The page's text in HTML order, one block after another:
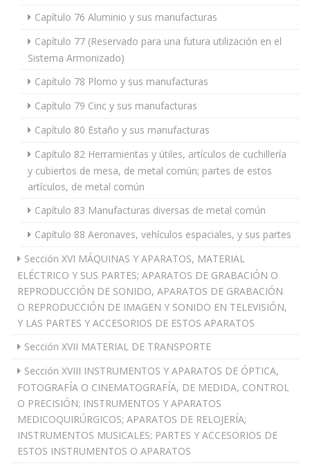
Capítulo 76 Aluminio y sus manufacturas
Capítulo 77 (Reservado para una futura utilización en el
Sistema Armonizado)
Capítulo 78 Plomo y sus manufacturas
Capítulo 79 Cinc y sus manufacturas
Capítulo 80 Estaño y sus manufacturas
Capítulo 82 Herramientas y útiles, artículos de cuchillería
y cubiertos de mesa, de metal común; partes de estos
artículos, de metal común
Capítulo 83 Manufacturas diversas de metal común
Capítulo 88 Aeronaves, vehículos espaciales, y sus partes
Sección XVI MÁQUINAS Y APARATOS, MATERIAL
ELÉCTRICO Y SUS PARTES; APARATOS DE GRABACIÓN O
REPRODUCCIÓN DE SONIDO, APARATOS DE GRABACIÓN
O REPRODUCCIÓN DE IMAGEN Y SONIDO EN TELEVISIÓN,
Y LAS PARTES Y ACCESORIOS DE ESTOS APARATOS
Sección XVII MATERIAL DE TRANSPORTE
Sección XVIII INSTRUMENTOS Y APARATOS DE ÓPTICA,
FOTOGRAFÍA O CINEMATOGRAFÍA, DE MEDIDA, CONTROL
O PRECISIÓN; INSTRUMENTOS Y APARATOS
MEDICOQUIRÚRGICOS; APARATOS DE RELOJERÍA;
INSTRUMENTOS MUSICALES; PARTES Y ACCESORIOS DE
ESTOS INSTRUMENTOS O APARATOS